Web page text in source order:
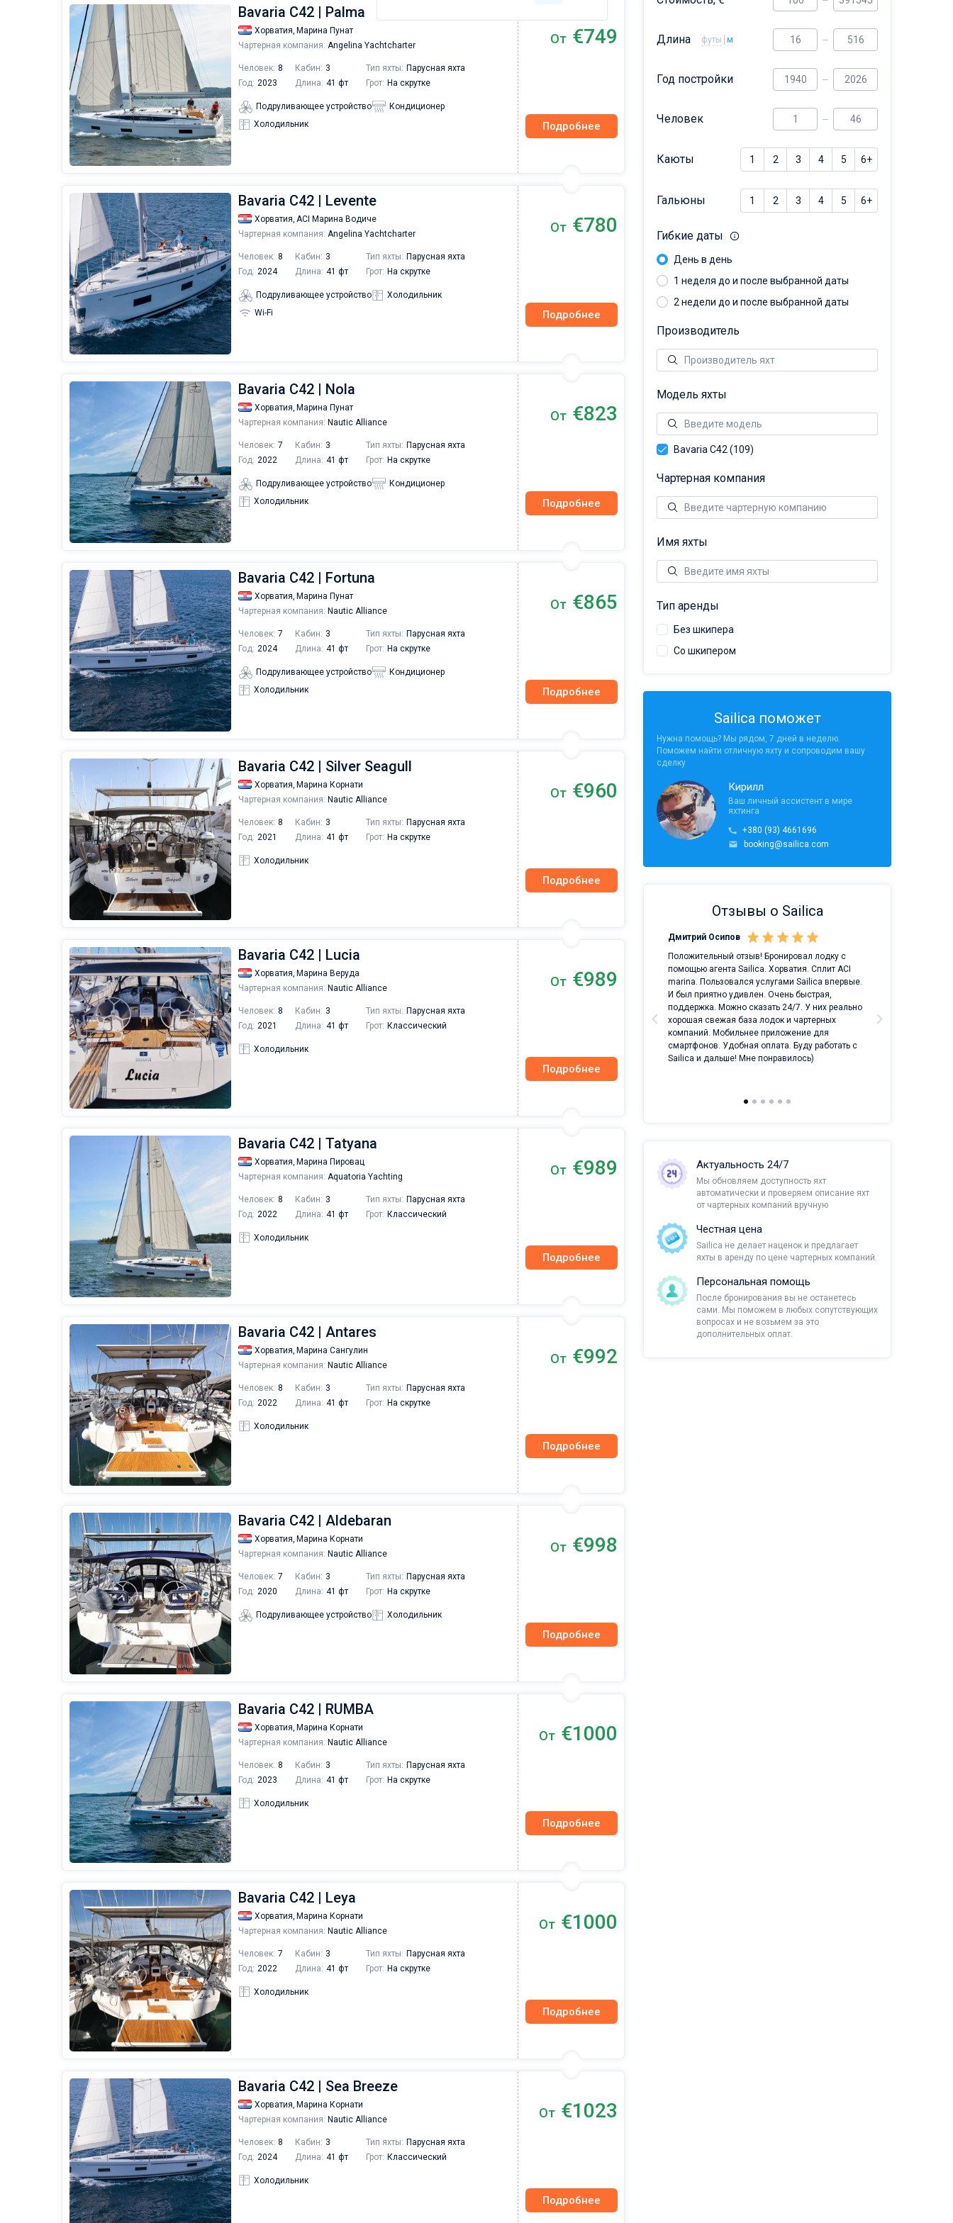
Dufour 46 GL
Bavaria C42 | Palma
Хорватия, Марина Пунат
Чартерная компания: Angelina Yachtcharter
Человек: 8 Кабин: 3 Тип яхты: Парусная яхта
Год: 2023 Длина: 41 фт Грот: На скрутке
Подруливающее устройство
Кондиционер
Холодильник
От €749
Подробнее
Bavaria C42 | Levente
Хорватия, ACI Марина Водиче
Чартерная компания: Angelina Yachtcharter
Человек: 8 Кабин: 3 Тип яхты: Парусная яхта
Год: 2024 Длина: 41 фт Грот: На скрутке
Подруливающее устройство
Холодильник
Wi-Fi
От €780
Подробнее
Bavaria C42 | Nola
Хорватия, Марина Пунат
Чартерная компания: Nautic Alliance
Человек: 7 Кабин: 3 Тип яхты: Парусная яхта
Год: 2022 Длина: 41 фт Грот: На скрутке
Подруливающее устройство
Кондиционер
Холодильник
От €823
Подробнее
Bavaria C42 | Fortuna
Хорватия, Марина Пунат
Чартерная компания: Nautic Alliance
Человек: 7 Кабин: 3 Тип яхты: Парусная яхта
Год: 2024 Длина: 41 фт Грот: На скрутке
Подруливающее устройство
Кондиционер
Холодильник
От €865
Подробнее
Bavaria C42 | Silver Seagull
Хорватия, Марина Корнати
Чартерная компания: Nautic Alliance
Человек: 8 Кабин: 3 Тип яхты: Парусная яхта
Год: 2021 Длина: 41 фт Грот: На скрутке
Холодильник
От €960
Подробнее
Bavaria C42 | Lucia
Хорватия, Марина Веруда
Чартерная компания: Nautic Alliance
Человек: 8 Кабин: 3 Тип яхты: Парусная яхта
Год: 2021 Длина: 41 фт Грот: Классический
Холодильник
От €989
Подробнее
Bavaria C42 | Tatyana
Хорватия, Марина Пировац
Чартерная компания: Aquatoria Yachting
Человек: 8 Кабин: 3 Тип яхты: Парусная яхта
Год: 2022 Длина: 41 фт Грот: Классический
Холодильник
От €989
Подробнее
Bavaria C42 | Antares
Хорватия, Марина Сангулин
Чартерная компания: Nautic Alliance
Человек: 8 Кабин: 3 Тип яхты: Парусная яхта
Год: 2022 Длина: 41 фт Грот: На скрутке
Холодильник
От €992
Подробнее
Bavaria C42 | Aldebaran
Хорватия, Марина Корнати
Чартерная компания: Nautic Alliance
Человек: 7 Кабин: 3 Тип яхты: Парусная яхта
Год: 2020 Длина: 41 фт Грот: На скрутке
Подруливающее устройство Холодильник
От €998
Подробнее
Bavaria C42 | RUMBA
Хорватия, Марина Корнати
Чартерная компания: Nautic Alliance
Человек: 8 Кабин: 3 Тип яхты: Парусная яхта
Год: 2023 Длина: 41 фт Грот: На скрутке
Холодильник
От €1000
Подробнее
Bavaria C42 | Leya
Хорватия, Марина Корнати
Чартерная компания: Nautic Alliance
Человек: 7 Кабин: 3 Тип яхты: Парусная яхта
Год: 2022 Длина: 41 фт Грот: На скрутке
Холодильник
От €1000
Подробнее
Bavaria C42 | Sea Breeze
Хорватия, Марина Корнати
Чартерная компания: Nautic Alliance
Человек: 8 Кабин: 3 Тип яхты: Парусная яхта
Год: 2024 Длина: 41 фт Грот: Классический
Холодильник
От €1023
Подробнее
Длина футы м
Год постройки
Человек
Каюты 1 2 3 4 5 6+
Гальюны 1 2 3 4 5 6+
Гибкие даты
День в день
1 неделя до и после выбранной даты
2 недели до и после выбранной даты
Производитель
Модель яхты
Bavaria C42 (109)
Чартерная компания
Имя яхты
Тип аренды
Без шкипера
Со шкипером
Sailica поможет
Нужна помощь? Мы рядом, 7 дней в неделю.
Поможем найти отличную яхту и сопроводим вашу
сделку
Кирилл
Ваш личный ассистент в мире
яхтинга
+380 (93) 4661696
booking@sailica.com
Отзывы о Sailica
Друзья, хотелось бы сказать несколько добрых
слов о компании Sailica yacht с которой мы
провели чартер на майские праздники. Хочу
отметить отличную работу сотрудников
компании на всех этапах мероприятия, при
подготовке чартера получали быстро
исчерпывающие ответы на все вопросы,
информационную поддержку и разрешение
вопросов связанных с различными
организационными вопросами.
Дмитрий Осипов
Положительный отзыв! Бронировал лодку с
помощью агента Sailica. Хорватия. Сплит ACI
marina. Пользовался услугами Sailica впервые.
И был приятно удивлен. Очень быстрая,
поддержка. Можно сказать 24/7. У них реально
хорошая свежая база лодок и чартерных
компаний. Мобильнее приложение для
смартфонов. Удобная оплата. Буду работать с
Sailica и дальше! Мне понравилось)
Актуальность 24/7
Мы обновляем доступность яхт
автоматически и проверяем описание яхт
от чартерных компаний вручную
Честная цена
Sailica не делает наценок и предлагает
яхты в аренду по цене чартерных компаний.
Персональная помощь
После бронирования вы не останетесь
сами. Мы поможем в любых сопутствующих
вопросах и не возьмем за это
дополнительных оплат.